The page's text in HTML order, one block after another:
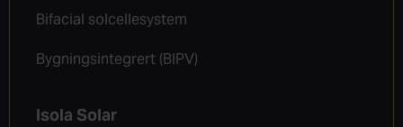
Bifacial solcellesystem
Bygningsintegrert (BIPV)
Isola Solar